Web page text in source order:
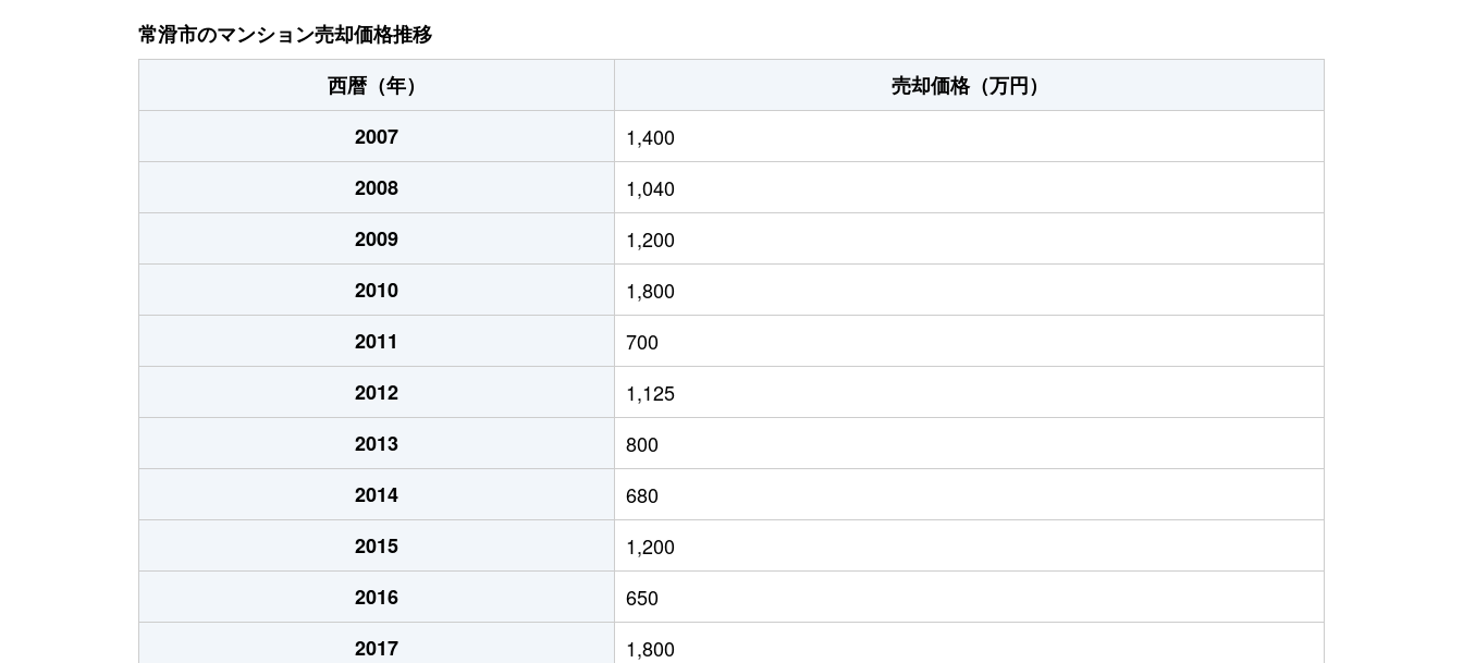
常滑市のマンション売却価格推移
西暦（年）
売却価格（万円）
2007
1,400
2008
1,040
2009
1,200
2010
1,800
2011
700
2012
1,125
2013
800
2014
680
2015
1,200
2016
650
2017
1,800